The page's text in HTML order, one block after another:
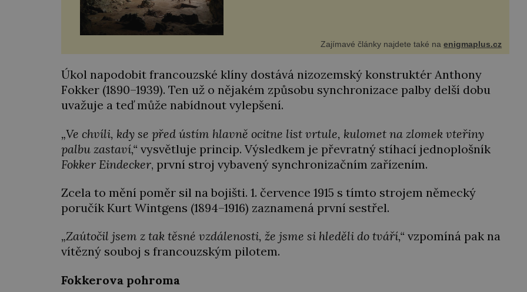
Zajímavé články najdete také naenigmaplus.cz
Úkol napodobit francouzské klíny dostává nizozemský konstruktér Anthony
Fokker (1890–1939). Ten už o nějakém způsobu synchronizace palby delší dobu
uvažuje a teď může nabídnout vylepšení.
„Ve chvíli, kdy se před ústím hlavně ocitne list vrtule, kulomet na zlomek vteřiny
palbu zastaví,“ vysvětluje princip. Výsledkem je převratný stíhací jednoplošník
Fokker Eindecker, první stroj vybavený synchronizačním zařízením.
Zcela to mění poměr sil na bojišti. 1. července 1915 s tímto strojem německý
poručík Kurt Wintgens (1894–1916) zaznamená první sestřel.
„Zaútočil jsem z tak těsné vzdálenosti, že jsme si hleděli do tváří,“ vzpomíná pak na
vítězný souboj s francouzským pilotem.
Fokkerova pohroma